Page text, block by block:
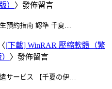
） 〉發佈留言
預約指南 認準 千夏…
[下載] WinRAR 壓縮軟體（繁
〉發佈留言
サービス 【千夏の伊…